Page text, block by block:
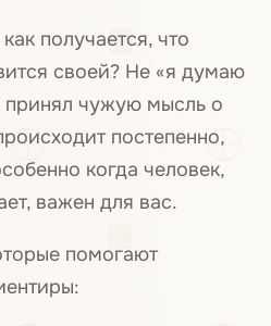
получается, что
своей? Не «я думаю
принял чужую мысль о
постепенно,
когда человек,
важен для вас.
помогают